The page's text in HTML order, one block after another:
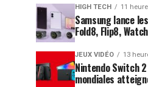
HIGH TECH 11
Samsung lance
Fold8, Flip8,
JEUX VIDÉO 13
Nintendo Switch
mondiales